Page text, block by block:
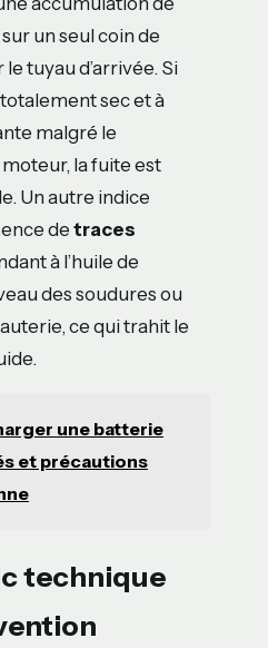
un seul coin de
tuyau d’arrivée. Si
sec et à
malgré le
la fuite est
Un autre indice
de traces
à l’huile de
des soudures ou
ce qui trahit le
une batterie
et précautions
technique